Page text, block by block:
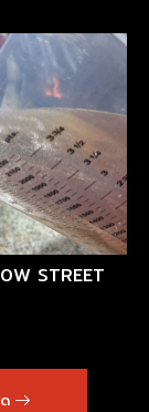
STREET